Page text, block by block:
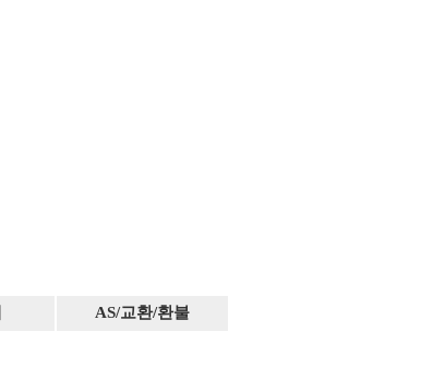
AS/교환/환불